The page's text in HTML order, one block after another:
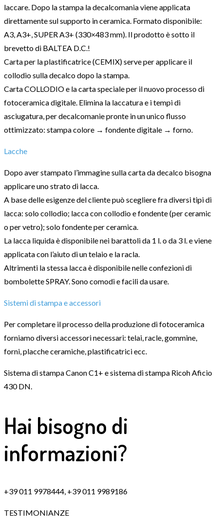
laccare. Dopo la stampa la decalcomania viene applicata
direttamente sul supporto in ceramica. Formato disponibile:
A3, A3+, SUPER A3+ (330×483 mm). Il prodotto è sotto il
brevetto di BALTEA D.C.!
Carta per la plastificatrice (CEMIX) serve per applicare il
collodio sulla decalco dopo la stampa.
Carta COLLODIO e la carta speciale per il nuovo processo di
fotoceramica digitale. Elimina la laccatura e i tempi di
asciugatura, per decalcomanie pronte in un unico flusso
ottimizzato: stampa colore → fondente digitale → forno.
Lacche
Dopo aver stampato l’immagine sulla carta da decalco bisogna
applicare uno strato di lacca.
A base delle esigenze del cliente può scegliere fra diversi tipi di
lacca: solo collodio; lacca con collodio e fondente (per ceramic
o per vetro); solo fondente per ceramica.
La lacca liquida è disponibile nei barattoli da 1 l. o da 3 l. e viene
applicata con l’aiuto di un telaio e la racla.
Altrimenti la stessa lacca è disponibile nelle confezioni di
bombolette SPRAY. Sono comodi e facili da usare.
Sistemi di stampa e accessori
Per completare il processo della produzione di fotoceramica
forniamo diversi accessori necessari: telai, racle, gommine,
forni, placche ceramiche, plastificatrici ecc.
Sistema di stampa Canon C1+ e sistema di stampa Ricoh Aficio
430 DN.
Hai bisogno di
informazioni?
+39 011 9978444, +39 011 9989186
TESTIMONIANZE